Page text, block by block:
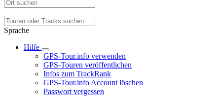
Sprache
Hilfe
GPS-Tour.info verwenden
GPS-Touren veröffentlichen
Infos zum TrackRank
GPS-Tour.info Account löschen
Passwort vergessen